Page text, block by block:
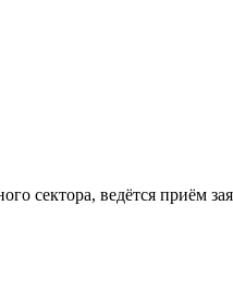
сектора, ведётся приём